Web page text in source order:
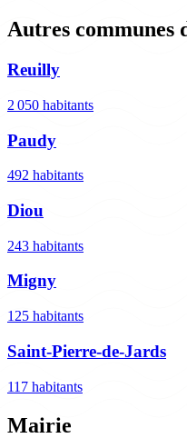
Autres communes
Reuilly
2 050 habitants
Paudy
492 habitants
Diou
243 habitants
Migny
125 habitants
Saint-Pierre-de-Jards
117 habitants
Mairie